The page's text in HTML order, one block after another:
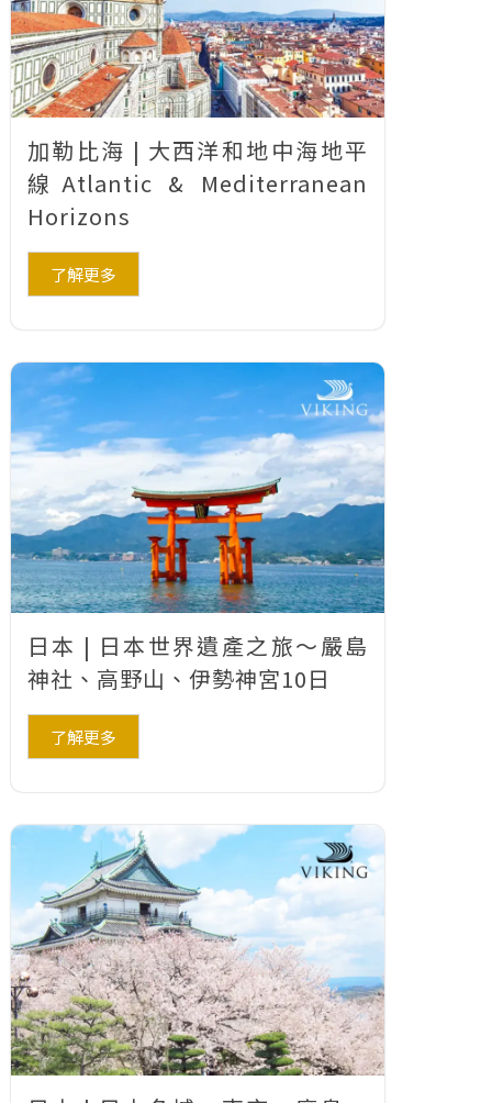
加勒比海 | 大西洋和地中海地平
線Atlantic & Mediterranean
Horizons
了解更多
日本 | 日本世界遺產之旅～嚴島
神社、高野山、伊勢神宮10日
了解更多